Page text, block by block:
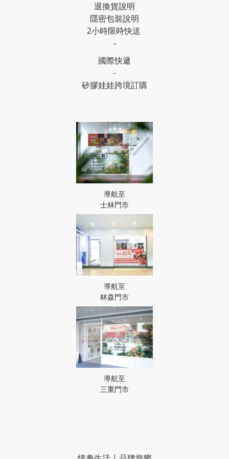
退換貨說明
隱密包裝說明
2小時限時快送
-
國際快遞
-
矽膠娃娃跨境訂購
導航至
士林門市
導航至
林森門市
導航至
三重門市